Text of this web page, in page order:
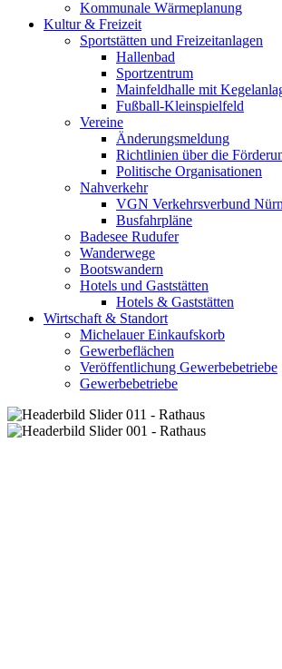
Kommunale Wärmeplanung
Kultur & Freizeit
Sportstätten und Freizeitanlagen
Hallenbad
Sportzentrum
Mainfeldhalle mit
Fußball-Kleinspielfeld
Vereine
Änderungsmeldung
Richtlinien über die
Politische Organisationen
Nahverkehr
VGN Verkehrsverbund
Busfahrpläne
Badesee Rudufer
Wanderwege
Bootswandern
Hotels und Gaststätten
Hotels & Gaststätten
Wirtschaft & Standort
Michelauer Einkaufskorb
Gewerbeflächen
Veröffentlichung Gewerbebetriebe
Gewerbebetriebe